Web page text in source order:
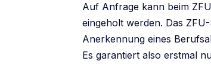
Auf Anfrage kann beim
eingeholt werden. Das
Anerkennung eines
Es garantiert also erstmal